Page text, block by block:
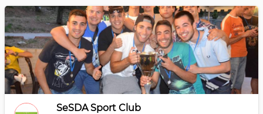
SeSDA Sport Club